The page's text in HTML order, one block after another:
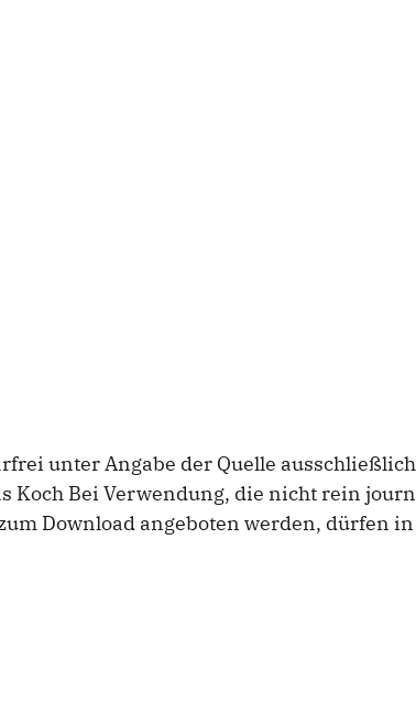
unter Angabe der Quelle
Koch Bei Verwendung, die nicht rein
Download angeboten werden, dürfen